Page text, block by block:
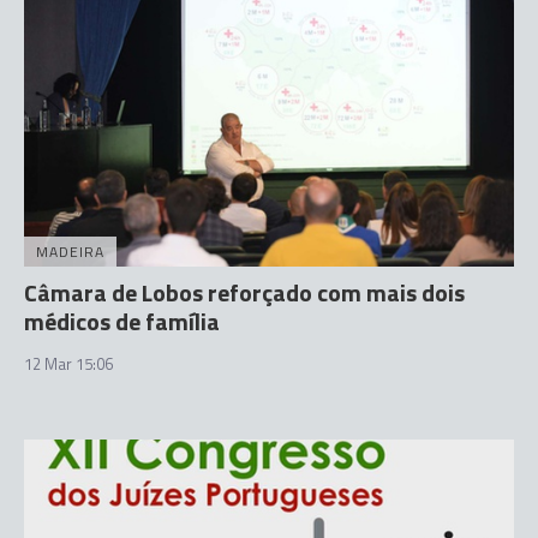
MADEIRA
Câmara de Lobos reforçado com mais dois
médicos de família
12 Mar 15:06